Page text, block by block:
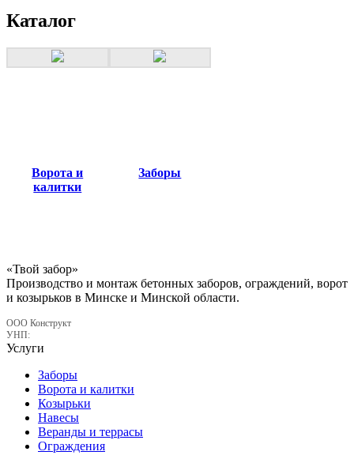
Каталог
Ворота и
калитки
Заборы
«Твой забор»
Производство и монтаж бетонных заборов, ограждений, ворот
и козырьков в Минске и Минской области.
ООО Конструкт
УНП:
Услуги
Заборы
Ворота и калитки
Козырьки
Навесы
Веранды и террасы
Ограждения